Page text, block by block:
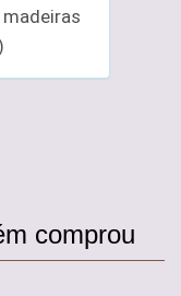
comprou